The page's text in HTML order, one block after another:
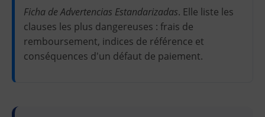
Ficha de Advertencias Estandarizadas. Elle liste les
clauses les plus dangereuses : frais de
remboursement, indices de référence et
conséquences d'un défaut de paiement.